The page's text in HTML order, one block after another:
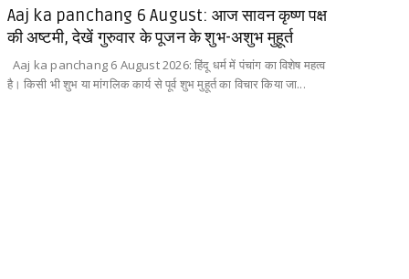
Aaj ka panchang 6 August: आज सावन कृष्ण पक्ष
की अष्टमी, देखें गुरुवार के पूजन के शुभ-अशुभ मुहूर्त
Aaj ka panchang 6 August 2026: हिंदू धर्म में पंचांग का विशेष महत्व
है। किसी भी शुभ या मांगलिक कार्य से पूर्व शुभ मुहूर्त का विचार किया जा...